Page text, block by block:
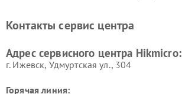
Контакты сервис центра
Адрес сервисного центра Hikmicro:
г. Ижевск, Удмуртская ул., 304
Горячая линия: